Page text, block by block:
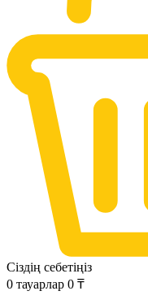
Сіздің себетіңіз
0 тауарлар 0 ₸